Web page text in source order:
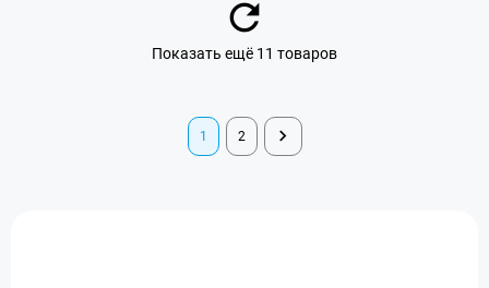
Показать ещё 11 товаров
1 2